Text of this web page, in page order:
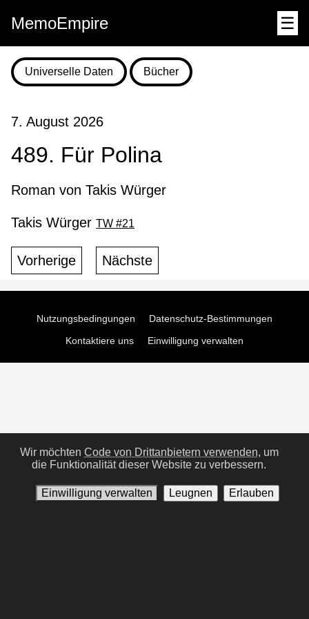
MemoEmpire ☰
Universelle Daten Bücher
7. August 2026
489. Für Polina
Roman von Takis Würger
Takis Würger TW #21
Vorherige Nächste
Nutzungsbedingungen
Datenschutz-Bestimmungen
Kontaktiere uns
Einwilligung verwalten
Wir möchten Code von Drittanbietern verwenden, um
die Funktionalität dieser Website zu verbessern.
Einwilligung verwalten Leugnen Erlauben